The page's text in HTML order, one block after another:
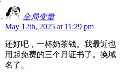
全局变量
May 12th, 2025 at 11:29 pm
还好吧，一杯奶茶钱。我最近也
用起免费的三个月证书了。换域
名了。